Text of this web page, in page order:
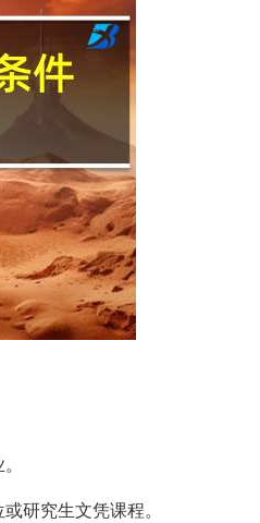
研究生文凭课程。